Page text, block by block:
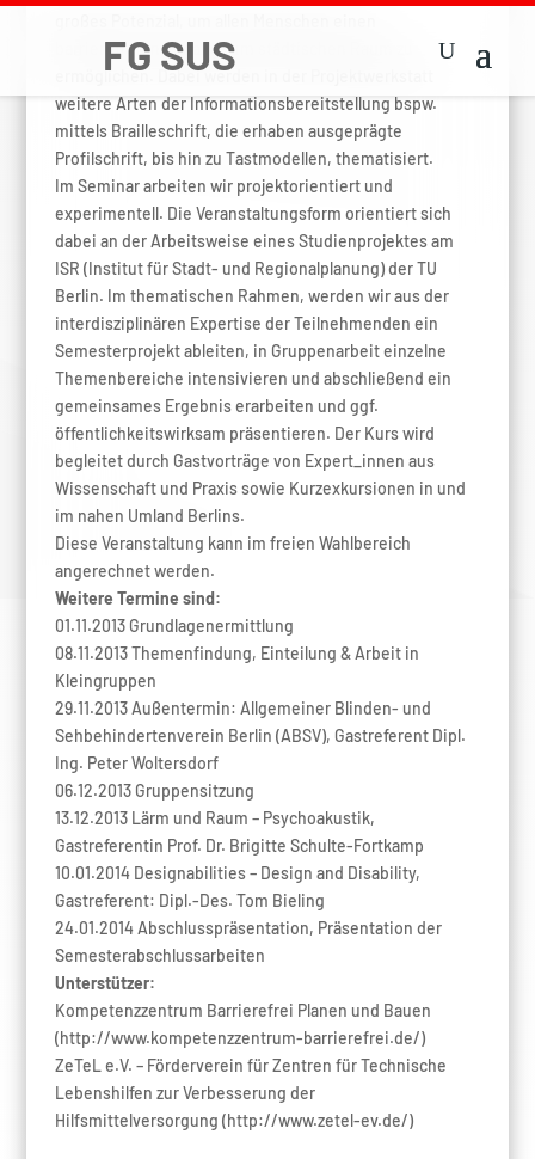
barrierefreien Zugang zum städtischen Raum zu
ermöglichen. Dabei werden in der Projektwerkstatt
weitere Arten der Informationsbereitstellung bspw.
mittels Brailleschrift, die erhaben ausgeprägte
Profilschrift, bis hin zu Tastmodellen, thematisiert.
Im Seminar arbeiten wir projektorientiert und
experimentell. Die Veranstaltungsform orientiert sich
dabei an der Arbeitsweise eines Studienprojektes am
ISR (Institut für Stadt- und Regionalplanung) der TU
Berlin. Im thematischen Rahmen, werden wir aus der
interdisziplinären Expertise der Teilnehmenden ein
Semesterprojekt ableiten, in Gruppenarbeit einzelne
Themenbereiche intensivieren und abschließend ein
gemeinsames Ergebnis erarbeiten und ggf.
öffentlichkeitswirksam präsentieren. Der Kurs wird
begleitet durch Gastvorträge von Expert_innen aus
Wissenschaft und Praxis sowie Kurzexkursionen in und
im nahen Umland Berlins.
Diese Veranstaltung kann im freien Wahlbereich
angerechnet werden.
Weitere Termine sind:
01.11.2013 Grundlagenermittlung
08.11.2013 Themenfindung, Einteilung & Arbeit in
Kleingruppen
29.11.2013 Außentermin: Allgemeiner Blinden- und
Sehbehindertenverein Berlin (ABSV), Gastreferent Dipl.
Ing. Peter Woltersdorf
06.12.2013 Gruppensitzung
13.12.2013 Lärm und Raum – Psychoakustik,
Gastreferentin Prof. Dr. Brigitte Schulte-Fortkamp
10.01.2014 Designabilities – Design and Disability,
Gastreferent: Dipl.-Des. Tom Bieling
24.01.2014 Abschlusspräsentation, Präsentation der
Semesterabschlussarbeiten
Unterstützer:
Kompetenzzentrum Barrierefrei Planen und Bauen
(http://www.kompetenzzentrum-barrierefrei.de/)
ZeTeL e.V. – Förderverein für Zentren für Technische
Lebenshilfen zur Verbesserung der
Hilfsmittelversorgung (http://www.zetel-ev.de/)